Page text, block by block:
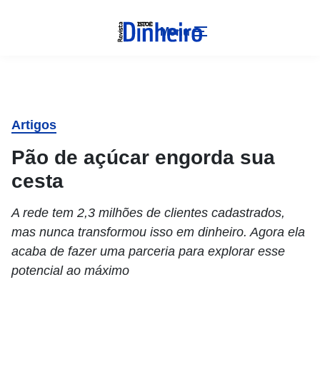
Menu
Artigos
Pão de açúcar engorda sua
cesta
A rede tem 2,3 milhões de clientes cadastrados,
mas nunca transformou isso em dinheiro. Agora ela
acaba de fazer uma parceria para explorar esse
potencial ao máximo